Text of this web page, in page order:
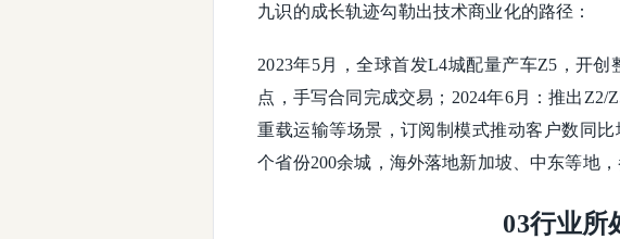
九识的成长轨迹勾勒出技术商业化的路径：
​​2023年5月​​，全球首发L4城配量产车Z5，开
点，手写合同完成交易；​​2024年6月​​：推出Z2/
重载运输等场景，订阅制模式推动客户数同
个省份200余城，海外落地新加坡、中东等地
03行业所